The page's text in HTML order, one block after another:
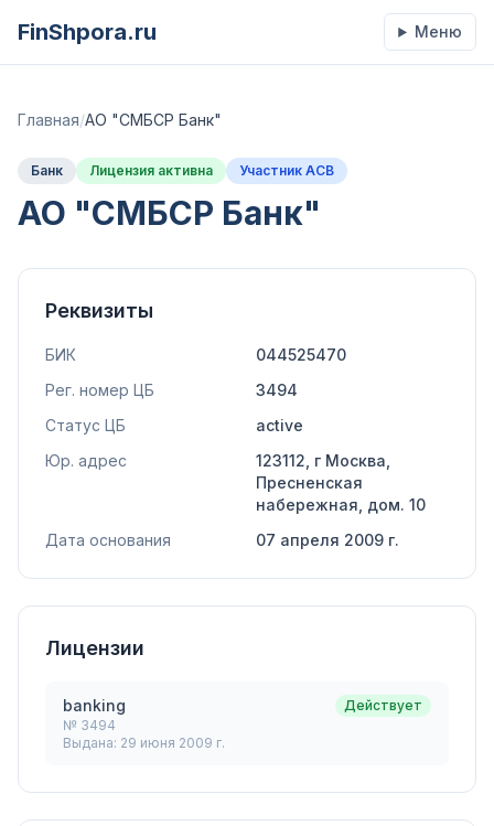
FinShpora.ru Меню
Главная/АО "СМБСР Банк"
Банк Лицензия активна Участник АСВ
АО "СМБСР Банк"
Реквизиты
БИК
044525470
Рег. номер ЦБ
3494
Статус ЦБ
active
Юр. адрес
123112, г Москва,
Пресненская
набережная, дом. 10
Дата основания
07 апреля 2009 г.
Лицензии
banking
№ 3494
Выдана: 29 июня 2009 г.
Действует